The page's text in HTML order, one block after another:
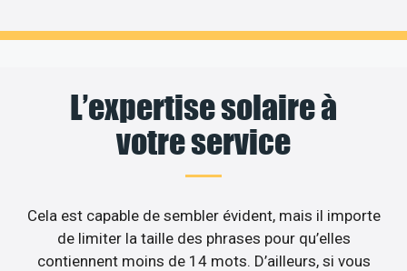
L’expertise solaire à
votre service
Cela est capable de sembler évident, mais il importe
de limiter la taille des phrases pour qu’elles
contiennent moins de 14 mots. D’ailleurs, si vous